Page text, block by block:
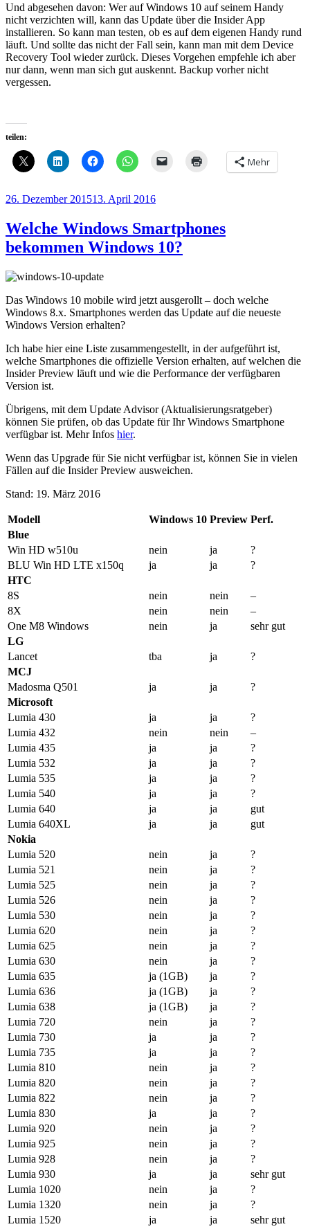
Und abgesehen davon: Wer auf Windows 10 auf seinem Handy
nicht verzichten will, kann das Update über die Insider App
installieren. So kann man testen, ob es auf dem eigenen Handy rund
läuft. Und sollte das nicht der Fall sein, kann man mit dem Device
Recovery Tool wieder zurück. Dieses Vorgehen empfehle ich aber
nur dann, wenn man sich gut auskennt. Backup vorher nicht
vergessen.
teilen:
Mehr
Veröffentlicht
26. Dezember 201513. April 2016
Welche Windows Smartphones
bekommen Windows 10?
Das Windows 10 mobile wird jetzt ausgerollt – doch welche
Windows 8.x. Smartphones werden das Update auf die neueste
Windows Version erhalten?
Ich habe hier eine Liste zusammengestellt, in der aufgeführt ist,
welche Smartphones die offizielle Version erhalten, auf welchen die
Insider Preview läuft und wie die Performance der verfügbaren
Version ist.
Übrigens, mit dem Update Advisor (Aktualisierungsratgeber)
können Sie prüfen, ob das Update für Ihr Windows Smartphone
verfügbar ist. Mehr Infos hier.
Wenn das Upgrade für Sie nicht verfügbar ist, können Sie in vielen
Fällen auf die Insider Preview ausweichen.
Stand: 19. März 2016
Modell Windows 10 Preview Perf.
Blue
Win HD w510u
nein ja
?
BLU Win HD LTE x150q
ja ja
?
HTC
8S
nein nein
–
8X
nein nein
–
One M8 Windows
nein ja
sehr gut
LG
Lancet
tba ja
?
MCJ
Madosma Q501
ja ja
?
Microsoft
Lumia 430
ja ja
?
Lumia 432
nein nein
–
Lumia 435
ja ja
?
Lumia 532
ja ja
?
Lumia 535
ja ja
?
Lumia 540
ja ja
?
Lumia 640
ja ja
gut
Lumia 640XL
ja ja
gut
Nokia
Lumia 520
nein ja
?
Lumia 521
nein ja
?
Lumia 525
nein ja
?
Lumia 526
nein ja
?
Lumia 530
nein ja
?
Lumia 620
nein ja
?
Lumia 625
nein ja
?
Lumia 630
nein ja
?
Lumia 635
ja (1GB) ja
?
Lumia 636
ja (1GB) ja
?
Lumia 638
ja (1GB) ja
?
Lumia 720
nein ja
?
Lumia 730
ja ja
?
Lumia 735
ja ja
?
Lumia 810
nein ja
?
Lumia 820
nein ja
?
Lumia 822
nein ja
?
Lumia 830
ja ja
?
Lumia 920
nein ja
?
Lumia 925
nein ja
?
Lumia 928
nein ja
?
Lumia 930
ja ja
sehr gut
Lumia 1020
nein ja
?
Lumia 1320
nein ja
?
Lumia 1520
ja ja
sehr gut